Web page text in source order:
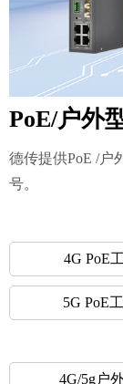
PoE/户外
德传提供PoE /户
号。
4G PoE
5G PoE
4G/5g户